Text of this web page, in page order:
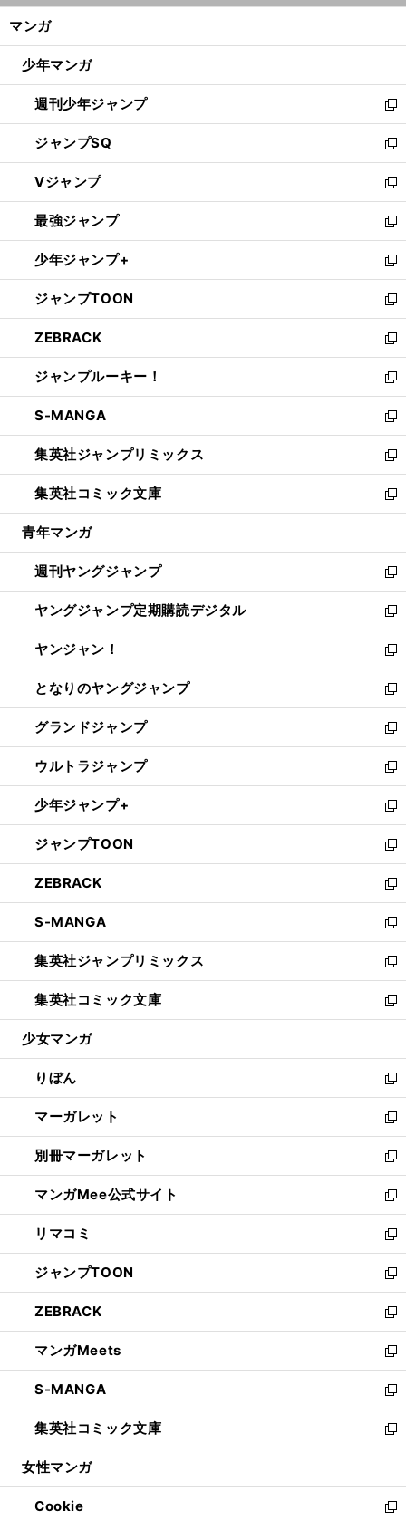
ン
ウ
開
く
マンガ
少年マンガ
週刊少年ジャンプ
新
し
い
ウ
ィ
ン
ド
ウ
で
開
く
ジャンプSQ
新
し
い
ウ
ィ
ン
ド
ウ
で
開
く
Vジャンプ
新
し
い
ウ
ィ
ン
ド
ウ
で
開
く
最強ジャンプ
新
し
い
ウ
ィ
ン
ド
ウ
で
開
く
少年ジャンプ+
新
し
い
ウ
ィ
ン
ド
ウ
で
開
く
ジャンプTOON
新
し
い
ウ
ィ
ン
ド
ウ
で
開
く
ZEBRACK
新
し
い
ウ
ィ
ン
ド
ウ
で
開
ジャンプルーキー！
新
し
い
ウ
ィ
ン
ド
ウ
開
く
S-MANGA
新
し
い
ウ
ィ
ン
ウ
で
開
く
集英社ジャンプリミックス
新
し
い
ウ
ン
ド
ウ
で
開
く
集英社コミック文庫
新
し
ウ
ィ
ン
ド
ウ
で
開
く
青年マンガ
週刊ヤングジャンプ
新
し
い
ウ
ィ
ン
ド
ウ
で
開
く
ヤングジャンプ定期購読デジタル
新
し
い
ウ
ィ
ン
ド
ウ
で
開
く
ヤンジャン！
新
し
い
ウ
ィ
ン
ド
ウ
で
開
く
となりのヤングジャンプ
新
し
い
ウ
ィ
ン
ド
ウ
で
開
く
グランドジャンプ
新
し
い
ウ
ィ
ン
ド
ウ
で
開
く
ウルトラジャンプ
新
し
い
ウ
ィ
ン
ド
ウ
で
開
く
少年ジャンプ+
新
し
い
ウ
ィ
ン
ド
ウ
で
開
く
ジャンプTOON
新
し
い
ウ
ィ
ン
ド
ウ
で
開
ZEBRACK
新
し
い
ウ
ィ
ン
ド
ウ
開
く
S-MANGA
新
し
い
ウ
ィ
ン
ウ
で
開
く
集英社ジャンプリミックス
新
し
い
ウ
ン
ド
ウ
で
開
く
集英社コミック文庫
新
し
ウ
ィ
ン
ド
ウ
で
開
く
少女マンガ
りぼん
新
し
い
ウ
ィ
ン
ド
ウ
で
開
く
マーガレット
新
し
い
ウ
ィ
ン
ド
ウ
で
開
く
別冊マーガレット
新
し
い
ウ
ィ
ン
ド
ウ
で
開
く
マンガMee公式サイト
新
し
い
ウ
ィ
ン
ド
ウ
で
開
く
リマコミ
新
し
い
ウ
ィ
ン
ド
ウ
で
開
く
ジャンプTOON
新
し
い
ウ
ィ
ン
ド
ウ
で
開
ZEBRACK
新
し
い
ウ
ィ
ン
ド
ウ
開
く
マンガMeets
新
し
い
ウ
ィ
ン
ウ
で
S-MANGA
新
し
い
ウ
ン
ド
集英社コミック文庫
新
し
ウ
ィ
女性マンガ
Cookie 新